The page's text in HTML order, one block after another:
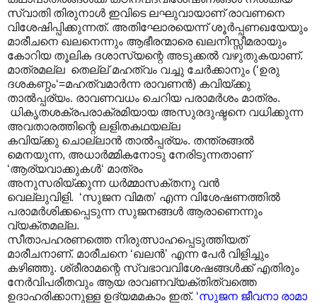
സ്വാതി തിരുനാൾ ഇവിടെ ലഘുവായാ‍ണ് രാവണനെ
വിശേഷിപ്പിക്കുന്നത്. അതിഘോരയെന്ന്‌ ശൂർപ്പണഖയേയും
മാരീചനെ ഖലനെന്നും ആഭീരന്മാരെ ഖലനിസ്സീമരായും
കോറിയ തൂലിക ദശാസ്യന്റെ അടുക്കൽ വഴുതുകയാണ്.
മാത്രമല്ല തെല്ല് മഹത്വം വച്ചു ചേർക്കാനും (‘ഉരു
ദശകണ്ഠം‘=മഹത്വമാർന്ന രാവണൻ) കവിയ്ക്കു
താൽ‌പ്പര്യം. രാവണവധം ചെറിയ പരാമർശം മാത്രം.
ധികൃതശക്രപരാക്രമിയായ അസുരദുഷ്ടനെ വധിക്കുന്ന
അവതാരത്തിന്റെ ലളിതകഥയല്ല
കവിയ്ക്കു ചൊല്ലാൻ താൽ‌പ്പര്യം. തന്ത്രങ്ങൽ
മെനയുന്ന, അധാർമ്മികനോടു നേരിടുന്നതാണ്
‘ആര്യവാക്കുകൾ‘ മാത്രം
അനുസരിയ്ക്കുന്ന ധർമ്മാസക്തനു വൻ
വെല്ലുവിളി. ‘സുജന വിമത’ എന്ന വിശേഷണത്തിൽ
പരാമർശിക്കപ്പെടുന്ന സുജനങ്ങൾ ആരാണെന്നും
വ്യക്തമല്ല.
സീതാപഹരണത്തെ നിരുത്സാഹപ്പെടുത്തിയത്
മാരീചനാണ്. മാരീചനെ ‘ഖലൻ’ എന്ന പേർ വിളിച്ചും
കഴിഞ്ഞു. ശ്രീരാമന്റെ സ്വഭാവവിശേഷങ്ങൾക്ക് എതിരും
നേർവിപരീതവും ആയ രാവണവ്യക്തിത്വത്തെ
ഉദാഹരിക്കാനുള്ള ഉദ്യമമകാം ഇത്. ‘സുജന ജീവനാ രാമാ